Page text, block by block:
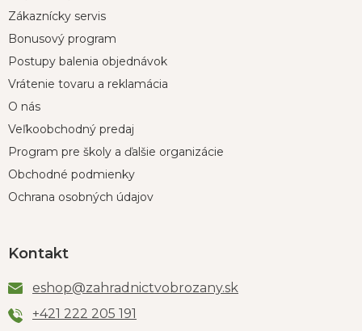
Zákaznícky servis
Bonusový program
Postupy balenia objednávok
Vrátenie tovaru a reklamácia
O nás
Veľkoobchodný predaj
Program pre školy a ďalšie organizácie
Obchodné podmienky
Ochrana osobných údajov
Kontakt
eshop@zahradnictvobrozany.sk
+421 222 205 191